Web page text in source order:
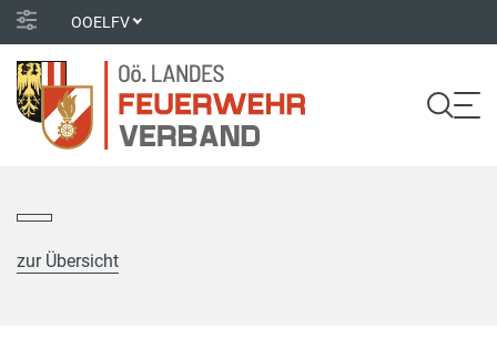
OOELFV
zur Übersicht